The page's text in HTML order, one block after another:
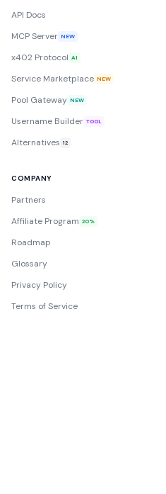
API Docs
MCP Server NEW
x402 Protocol AI
Service Marketplace NEW
Pool Gateway NEW
Username Builder TOOL
Alternatives 12
COMPANY
Partners
Affiliate Program 20%
Roadmap
Glossary
Privacy Policy
Terms of Service